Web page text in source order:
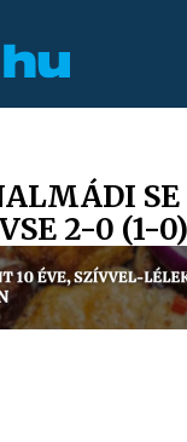
VSE 2-0 (1-0)